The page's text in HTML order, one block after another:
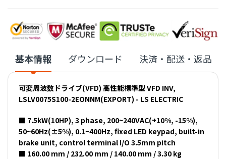
基本情報 ダウンロード 決済・配送・返品
可変周波数ドライブ(VFD) 高性能標準型 VFD INV,
LSLV0075S100-2EONNM(EXPORT) - LS ELECTRIC
■ 7.5kW(10HP), 3 phase, 200~240VAC(+10%, -15%),
50~60Hz(±5%), 0.1~400Hz, fixed LED keypad, built-in
brake unit, control terminal I/O 3.5mm pitch
■ 160.00 mm / 232.00 mm / 140.00 mm / 3.30 kg